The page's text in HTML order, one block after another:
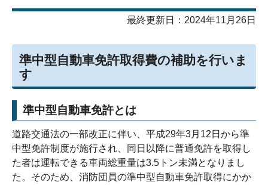
最終更新日：2024年11月26日
準中型自動車免許取得費の補助を行いま
す
準中型自動車免許とは
道路交通法の一部改正に伴い、平成29年3月12日から準
中型免許制度が施行され、同日以降に普通免許を取得し
た者は運転できる車両総重量は3.5トン未満となりまし
た。そのため、消防団員の準中型自動車免許取得にかか